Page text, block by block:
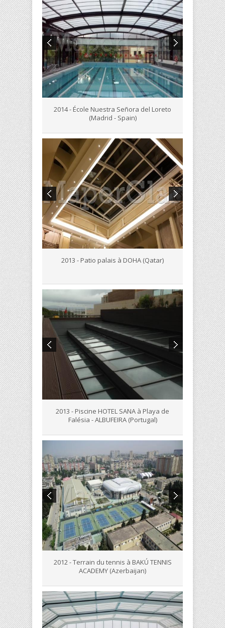
2014 - École Nuestra Señora del Loreto
(Madrid - Spain)
2013 - Patio palais à DOHA (Qatar)
2013 - Piscine HOTEL SANA à Playa de
Falésia - ALBUFEIRA (Portugal)
2012 - Terrain du tennis à BAKÚ TENNIS
ACADEMY (Azerbaijan)